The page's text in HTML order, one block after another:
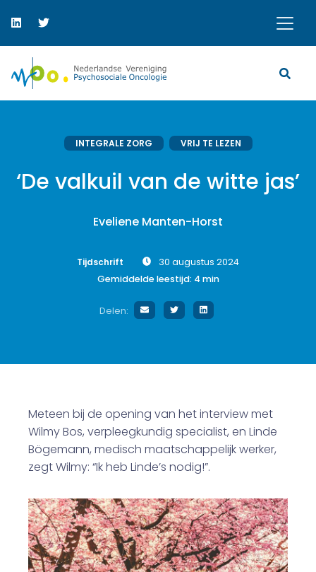
INTEGRALE ZORG VRIJ TE LEZEN
‘De valkuil van de witte jas’
Eveliene Manten-Horst
Tijdschrift
30 augustus 2024
Gemiddelde leestijd: 4 min
Delen:
Meteen bij de opening van het interview met
Wilmy Bos, verpleegkundig specialist, en Linde
Bögemann, medisch maatschappelijk werker,
zegt Wilmy: “Ik heb Linde’s nodig!”.